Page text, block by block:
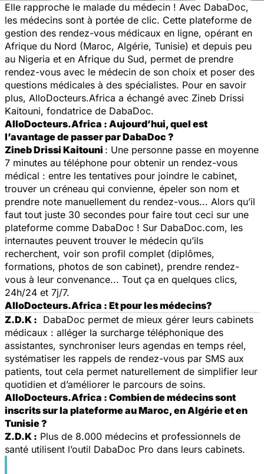
Elle rapproche le malade du médecin ! Avec DabaDoc,
les médecins sont à portée de clic. Cette plateforme de
gestion des rendez-vous médicaux en ligne, opérant en
Afrique du Nord (Maroc, Algérie, Tunisie) et depuis peu
au Nigeria et en Afrique du Sud, permet de prendre
rendez-vous avec le médecin de son choix et poser des
questions médicales à des spécialistes. Pour en savoir
plus, AlloDocteurs.Africa a échangé avec Zineb Drissi
Kaitouni, fondatrice de DabaDoc.
AlloDocteurs.Africa : Aujourd’hui, quel est
l’avantage de passer par DabaDoc ?
Zineb Drissi Kaitouni : Une personne passe en moyenne
7 minutes au téléphone pour obtenir un rendez-vous
médical : entre les tentatives pour joindre le cabinet,
trouver un créneau qui convienne, épeler son nom et
prendre note manuellement du rendez-vous... Alors qu’il
faut tout juste 30 secondes pour faire tout ceci sur une
plateforme comme DabaDoc ! Sur DabaDoc.com, les
internautes peuvent trouver le médecin qu’ils
recherchent, voir son profil complet (diplômes,
formations, photos de son cabinet), prendre rendez-
vous à leur convenance... Tout ça en quelques clics,
24h/24 et 7j/7.
AlloDocteurs.Africa : Et pour les médecins?
Z.D.K : DabaDoc permet de mieux gérer leurs cabinets
médicaux : alléger la surcharge téléphonique des
assistantes, synchroniser leurs agendas en temps réel,
systématiser les rappels de rendez-vous par SMS aux
patients, tout cela permet naturellement de simplifier leur
quotidien et d’améliorer le parcours de soins.
AlloDocteurs.Africa : Combien de médecins sont
inscrits sur la plateforme au Maroc, en Algérie et en
Tunisie ?
Z.D.K : Plus de 8.000 médecins et professionnels de
santé utilisent l’outil DabaDoc Pro dans leurs cabinets.